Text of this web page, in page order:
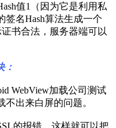
值1（因为它是利用私
签名Hash算法生成一个
书合法，服务器端可以
：
WebView加载公司测试
出来白屏的问题。
的报错，这样就可以把